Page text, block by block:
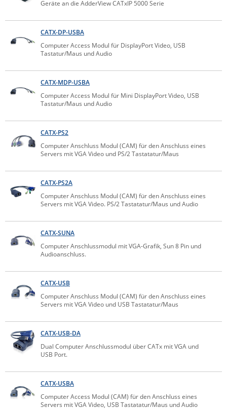
IP, WLAN & GSM Sensorik
Datenlogger
IoT - Internet of Things
Remote I/O
IPC, Industrielle Netzwerktechnik & WLAN
Industrielle Netzwerktechnik / Kommunikation
Industrielle Computer
IT Netzwerktechnik / Kommunikation
Sonstige
Serverräume
RMA / Rücksendung / Support
CompleTech
Contemporary Controls
Elsys
Enginko - mcf88
Gefen
Guntermann & Drunck
High Sec Labs
HW group
Icron
IEC Lock
Kerlink
Kramer Electronics
KVM TEC
Legrand
LigoWave
Milesight
Moxa
Netio
Panorama Antennas
Geräte an die AdderView CATxIP 5000 Serie
CATX-DP-USBA
Computer Access Modul für DisplayPort Video, USB
Tastatur/Maus und Audio
CATX-MDP-USBA
Computer Access Modul für Mini DisplayPort Video, USB
Tastatur/Maus und Audio
CATX-PS2
Computer Anschluss Modul (CAM) für den Anschluss eines
Servers mit VGA Video und PS/2 Tastatatur/Maus
CATX-PS2A
Computer Anschluss Modul (CAM) für den Anschluss eines
Servers mit VGA Video. PS/2 Tastatatur/Maus und Audio
CATX-SUNA
Computer Anschlussmodul mit VGA-Grafik, Sun 8 Pin und
Audioanschluss.
CATX-USB
Computer Anschluss Modul (CAM) für den Anschluss eines
Servers mit VGA Video und USB Tastatatur/Maus
CATX-USB-DA
Dual Computer Anschlussmodul über CATx mit VGA und
USB Port.
CATX-USBA
Computer Access Modul (CAM) für den Anschluss eines
Servers mit VGA Video, USB Tastatatur/Maus und Audio